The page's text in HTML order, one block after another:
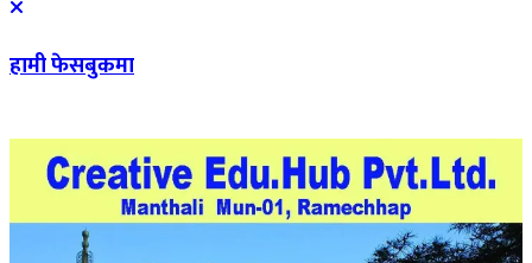
हामी फेसबुकमा